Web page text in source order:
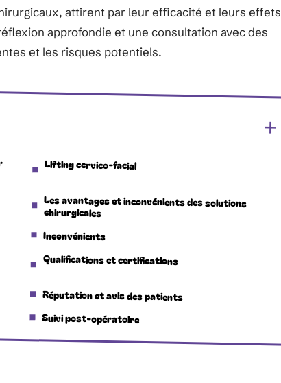
attirent par leur efficacité et leurs effets
approfondie et une consultation avec des
et les risques potentiels.
Lifting cervico-facial
Les avantages et inconvénients des solutions
chirurgicales
Inconvénients
Qualifications et certifications
Réputation et avis des patients
Suivi post-opératoire